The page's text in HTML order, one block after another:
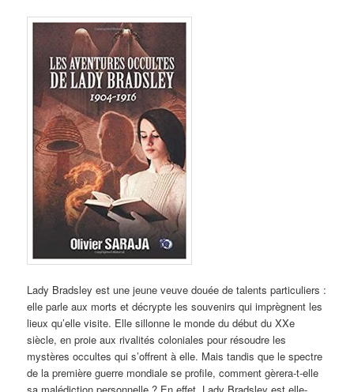
Lady Bradsley est une jeune veuve douée de talents particuliers :
elle parle aux morts et décrypte les souvenirs qui imprègnent les
lieux qu’elle visite. Elle sillonne le monde du début du XXe
siècle, en proie aux rivalités coloniales pour résoudre les
mystères occultes qui s’offrent à elle. Mais tandis que le spectre
de la première guerre mondiale se profile, comment gèrera-t-elle